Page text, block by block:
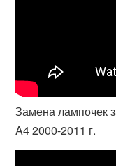
Замена лампочек
A4 2000-2011 г.